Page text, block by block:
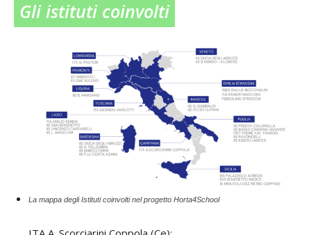
Gli istituti coinvolti
La mappa degli Istituti coinvolti nel progetto Horta4School